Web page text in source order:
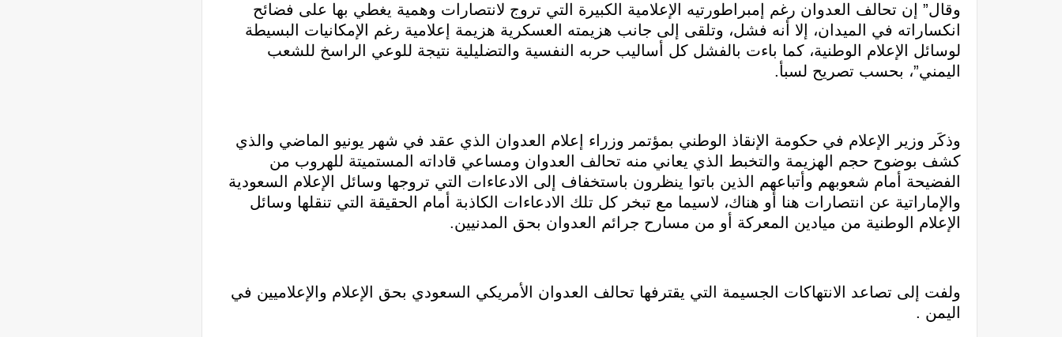
وقال” إن تحالف العدوان رغم إمبراطورتيه الإعلامية الكبيرة التي تروج لانتصارات وهمية يغطي بها على فضائح
انكساراته في الميدان، إلا أنه فشل، وتلقى إلى جانب هزيمته العسكرية هزيمة إعلامية رغم الإمكانيات البسيطة
لوسائل الإعلام الوطنية، كما باءت بالفشل كل أساليب حربه النفسية والتضليلية نتيجة للوعي الراسخ للشعب
اليمني”، بحسب تصريح لسبأ.
وذكَر وزير الإعلام في حكومة الإنقاذ الوطني بمؤتمر وزراء إعلام العدوان الذي عقد في شهر يونيو الماضي والذي
كشف بوضوح حجم الهزيمة والتخبط الذي يعاني منه تحالف العدوان ومساعي قاداته المستميتة للهروب من
الفضيحة أمام شعوبهم وأتباعهم الذين باتوا ينظرون باستخفاف إلى الادعاءات التي تروجها وسائل الإعلام السعودية
والإماراتية عن انتصارات هنا أو هناك، لاسيما مع تبخر كل تلك الادعاءات الكاذبة أمام الحقيقة التي تنقلها وسائل
الإعلام الوطنية من ميادين المعركة أو من مسارح جرائم العدوان بحق المدنيين.
ولفت إلى تصاعد الانتهاكات الجسيمة التي يقترفها تحالف العدوان الأمريكي السعودي بحق الإعلام والإعلاميين في
اليمن .